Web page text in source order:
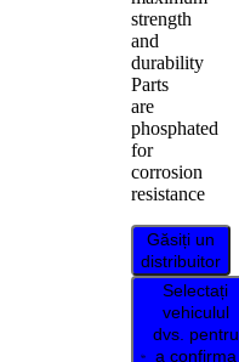
strength
and
durability
Parts
are
phosphated
for
corrosion
resistance
Găsiți un
distribuitor
Selectați
vehiculul
dvs. pentru
a confirma